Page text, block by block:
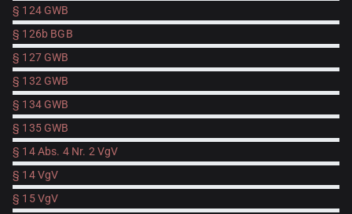
§ 124 GWB
§ 126b BGB
§ 127 GWB
§ 132 GWB
§ 134 GWB
§ 135 GWB
§ 14 Abs. 4 Nr. 2 VgV
§ 14 VgV
§ 15 VgV